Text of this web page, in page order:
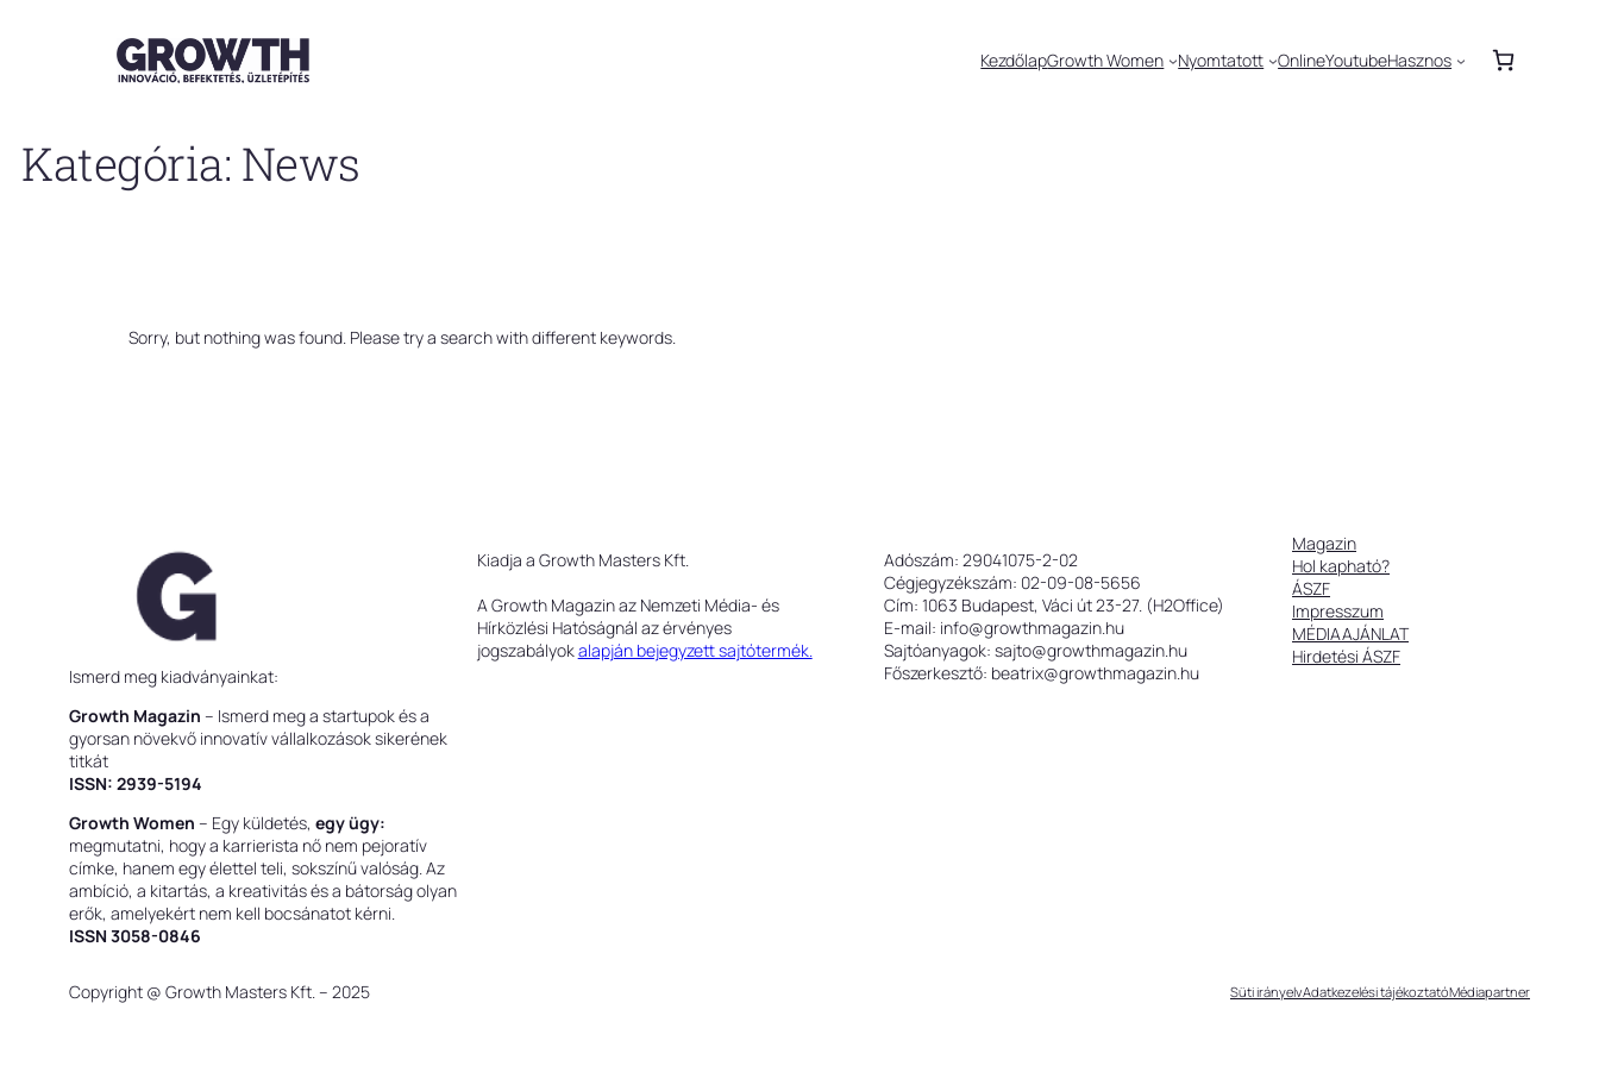
KezdőlapGrowth Women Nyomtatott OnlineYoutubeHasznos
Kategória: News
Sorry, but nothing was found. Please try a search with different keywords.
Ismerd meg kiadványainkat:
Growth Magazin – Ismerd meg a startupok és a
gyorsan növekvő innovatív vállalkozások sikerének
titkát
ISSN: 2939-5194
Growth Women – Egy küldetés, egy ügy:
megmutatni, hogy a karrierista nő nem pejoratív
címke, hanem egy élettel teli, sokszínű valóság. Az
ambíció, a kitartás, a kreativitás és a bátorság olyan
erők, amelyekért nem kell bocsánatot kérni.
ISSN 3058-0846
Kiadja a Growth Masters Kft.
A Growth Magazin az Nemzeti Média- és
Hírközlési Hatóságnál az érvényes
jogszabályokalapján bejegyzett sajtótermék.
Adószám: 29041075-2-02
Cégjegyzékszám: 02-09-08-5656
Cím: 1063 Budapest, Váci út 23-27. (H2Office)
E-mail: info@growthmagazin.hu
Sajtóanyagok: sajto@growthmagazin.hu
Főszerkesztő: beatrix@growthmagazin.hu
Magazin
Hol kapható?
ÁSZF
Impresszum
MÉDIAAJÁNLAT
Hirdetési ÁSZF
Copyright @ Growth Masters Kft. – 2025 Süti irányelvAdatkezelési tájékoztatóMédiapartner